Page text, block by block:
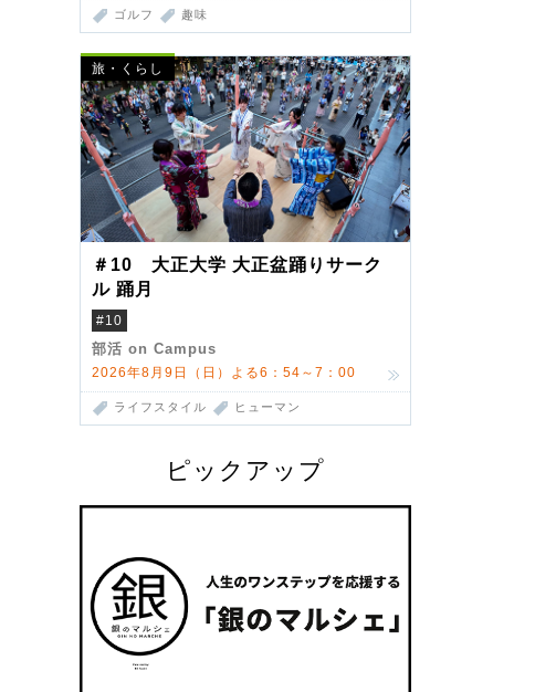
ゴルフ 趣味
旅・くらし
＃10 大正大学 大正盆踊りサーク
ル 踊月
#10
部活 on Campus
2026年8月9日（日）よる6：54～7：00
ライフスタイル ヒューマン
ピックアップ